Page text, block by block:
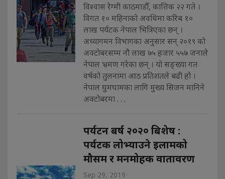
विश्वास रेग्मी काठमाडौँ, कात्तिक २२ गते ।
विगत १० महिनाको अवधिमा करिब १०
लाख पर्यटक नेपाल भित्रिएका छन् ।
अध्यागमन विभागका अनुसार सन् २०१९ को
अक्टोबरसम्म नौ लाख ७५ हजार ५५७ जनाले
नेपाल भ्रमण गरेका छन् । यो सङ्ख्या गत
वर्षको तुलनामा आठ प्रतिशतले बढी हो ।
नेपाल घुमघामका लागि मुख्य सिजन मानिने
अक्टोबरमा . . .
पर्यटन बर्ष २०२० बिशेष :
पर्यटक लोभ्याउने इलामको
मौसम र मनमोहक वातावरण
Sep 29, 2019